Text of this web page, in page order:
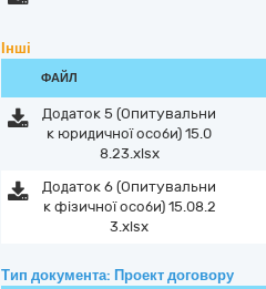
Інші
ФАЙЛ
Додаток 5 (Опитувальни
к юридичної особи) 15.0
8.23.xlsx
Додаток 6 (Опитувальни
к фізичної особи) 15.08.2
3.xlsx
Тип документа: Проект договору